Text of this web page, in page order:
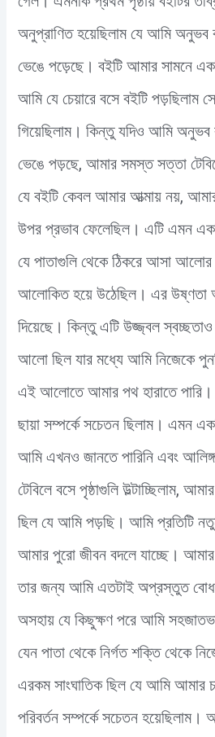
অনুপ্রাণিত হয়েছিলাম যে আমি অনুভব
ভেঙে পড়েছে। বইটি আমার সামনে
আমি যে চেয়ারে বসে বইটি পড়ছিলাম
গিয়েছিলাম। কিন্তু যদিও আমি অনুভব
ভেঙে পড়ছে, আমার সমস্ত সত্তা
যে বইটি কেবল আমার আত্মায় নয়,
উপর প্রভাব ফেলেছিল। এটি এমন
যে পাতাগুলি থেকে ঠিকরে আসা
আলোকিত হয়ে উঠেছিল। এর উষ্ণতা
দিয়েছে। কিন্তু এটি উজ্জ্বল
আলো ছিল যার মধ্যে আমি নিজেকে
এই আলোতে আমার পথ হারাতে
ছায়া সম্পর্কে সচেতন ছিলাম। এমন
আমি এখনও জানতে পারিনি এবং
টেবিলে বসে পৃষ্ঠাগুলি উল্টাচ্ছিলাম,
ছিল যে আমি পড়ছি। আমি প্রতিটি
আমার পুরো জীবন বদলে যাচ্ছে। আমার
তার জন্য আমি এতটাই অপ্রস্তুত বোধ
অসহায় যে কিছুক্ষণ পরে আমি
যেন পাতা থেকে নির্গত শক্তি থেকে
এরকম সাংঘাতিক ছিল যে আমি আমার
পরিবর্তন সম্পর্কে সচেতন